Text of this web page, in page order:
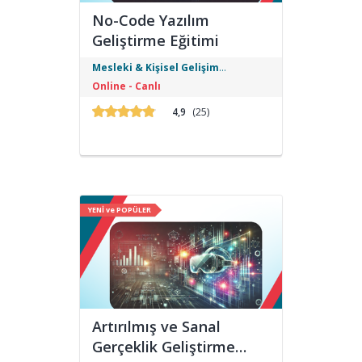
No-Code Yazılım
Geliştirme Eğitimi
No-Code Yazılım Geliştirme Eğitimi ile
kod yazmadan web ve mobil
uygulamalar oluşturmayı öğrenin.
araçlarla girişimlerinizi hızla hayata
Mesleki & Kişisel Gelişim
Eğitimleri
Online - Canlı
4,9 (25)
YENİ ve POPÜLER
Artırılmış ve Sanal
Gerçeklik Geliştirme